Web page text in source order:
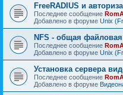
FreeRADIUS и
Последнее сообщение
Добавлено в форуме Unix
NFS - общая файловая
Последнее сообщение
Добавлено в форуме Unix
Установка сервера
Последнее сообщение
Добавлено в форуме